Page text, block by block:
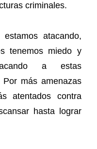
criminales.
estamos atacando,
tenemos miedo y
a estas
Por más amenazas
atentados contra
hasta lograr